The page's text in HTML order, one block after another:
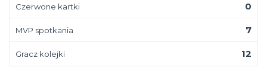
Czerwone kartki 0
MVP spotkania 7
Gracz kolejki 12